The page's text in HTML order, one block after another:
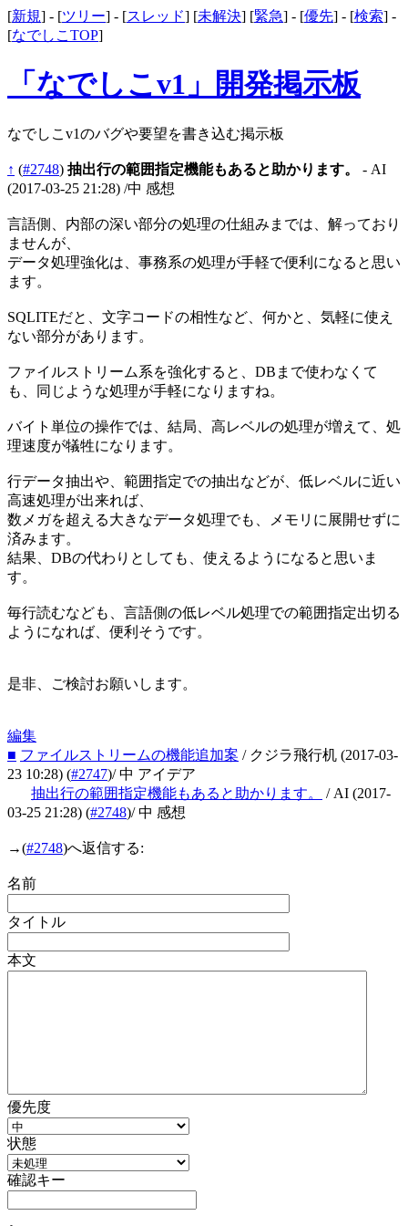
[新規] - [ツリー] - [スレッド] [未解決] [緊急] - [優先] - [検索] -
[なでしこTOP]
「なでしこv1」開発掲示板
なでしこv1のバグや要望を書き込む掲示板
↑ (#2748) 抽出行の範囲指定機能もあると助かります。
- AI
(2017-03-25 21:28) /中 感想
言語側、内部の深い部分の処理の仕組みまでは、解っており
ませんが、
データ処理強化は、事務系の処理が手軽で便利になると思い
ます。
SQLITEだと、文字コードの相性など、何かと、気軽に使え
ない部分があります。
ファイルストリーム系を強化すると、DBまで使わなくて
も、同じような処理が手軽になりますね。
バイト単位の操作では、結局、高レベルの処理が増えて、処
理速度が犠牲になります。
行データ抽出や、範囲指定での抽出などが、低レベルに近い
高速処理が出来れば、
数メガを超える大きなデータ処理でも、メモリに展開せずに
済みます。
結果、DBの代わりとしても、使えるようになると思いま
す。
毎行読むなども、言語側の低レベル処理での範囲指定出切る
ようになれば、便利そうです。
是非、ご検討お願いします。
編集
■ ファイルストリームの機能追加案 / クジラ飛行机 (2017-03-
23 10:28) (#2747)/ 中 アイデア
抽出行の範囲指定機能もあると助かります。
/ AI (2017-
03-25 21:28) (#2748)/ 中 感想
→(#2748)へ返信する:
名前
タイトル
本文
優先度
状態
確認キー